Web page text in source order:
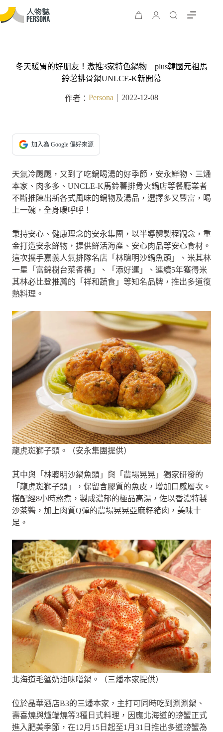
冬天暖胃的好朋友！激推3家特色鍋物 plus韓國元祖馬
鈴薯排骨鍋UNLCE-K新開幕
作者： Persona 2022-12-08
加入為 Google 偏好來源
天氣冷颼颼，又到了吃鍋喝湯的好季節，安永鮮物、三燔
本家、肉多多、UNCLE-K馬鈴薯排骨火鍋店等餐廳業者
不斷推陳出新各式風味的鍋物及湯品，選擇多又豐富，喝
上一碗，全身暖呼呼！
秉持安心、健康理念的安永集團，以半導體製程觀念，重
金打造安永鮮物，提供鮮活海產、安心肉品等安心食材。
這次攜手嘉義人氣排隊名店「林聰明沙鍋魚頭」、米其林
一星「富錦樹台菜香檳」、「添好運」、連續5年獲得米
其林必比登推薦的「祥和蔬食」等知名品牌，推出多道復
熱料理。
龍虎斑獅子頭。（安永集團提供）
其中與「林聰明沙鍋魚頭」與「農場晃晃」獨家研發的
「龍虎斑獅子頭」，保留含膠質的魚皮，增加口感層次。
搭配經8小時熬煮，製成濃郁的極品高湯，佐以香濃特製
沙茶醬，加上肉質Q彈的農場晃晃亞麻籽豬肉，美味十
足。
北海道毛蟹奶油味噌鍋。（三燔本家提供）
位於晶華酒店B3的三燔本家，主打可同時吃到涮涮鍋、
壽喜燒與爐端燒等3種日式料理，因應北海道的螃蟹正式
進入肥美季節，在12月15日起至1月31日推出多道螃蟹為